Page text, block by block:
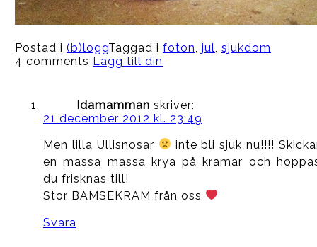
Postad i (b)loggTaggad i foton, jul, sjukdom
4 comments Lägg till din
Idamamman skriver:
21 december 2012 kl. 23:49
Men lilla Ullisnosar
inte bli sjuk nu!!!!
en massa massa krya på kramar och
du frisknas till!
Stor BAMSEKRAM från oss
Svara